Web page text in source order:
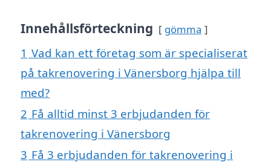
Innehållsförteckning gömma
1 Vad kan ett företag som är specialiserat
på takrenovering i Vänersborg hjälpa till
med?
2 Få alltid minst 3 erbjudanden för
takrenovering i Vänersborg
3 Få 3 erbjudanden för takrenovering i